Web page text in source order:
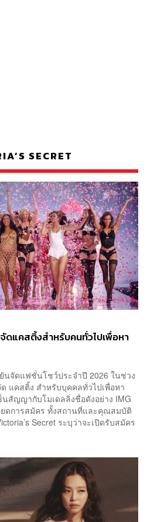
SECRET
ดแคสติ้งสำหรับคนทั่วไปเพื่อหา
ยันจัดแฟชั่นโชว์ประจำปี 2026 ในช่วง
แคสติ้ง สำหรับบุคคลทั่วไปเพื่อหา
สัญญากับโมเดลลิ่งชื่อดังอย่าง IMG
ยดการสมัคร ทั้งสถานที่และคุณสมบัติ
Secret ระบุว่าจะเปิดรับสมัคร